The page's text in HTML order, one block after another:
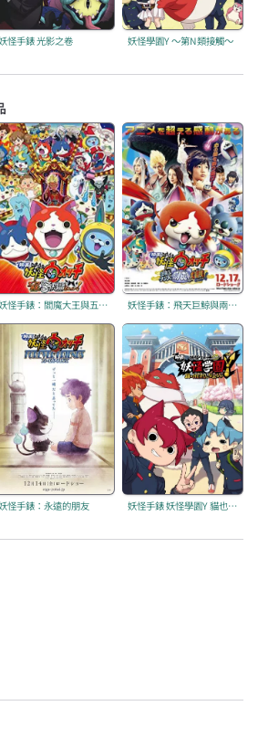
怪手錶 光影之卷 妖怪學園Y ～第N類接觸～
妖怪手錶：閻魔大王與五個故事喵！ 妖怪手錶：飛天巨鯨與兩個世界的大冒險喵！
怪手錶：永遠的朋友 妖怪手錶 妖怪學園Y 貓也能成為HERO嗎